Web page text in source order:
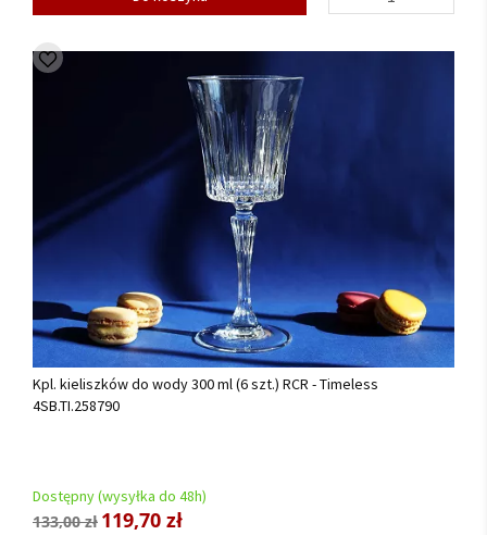
Kpl. kieliszków do wody 300 ml (6 szt.) RCR - Timeless
4SB.TI.258790
Dostępny (wysyłka do 48h)
133,00 zł 119,70 zł